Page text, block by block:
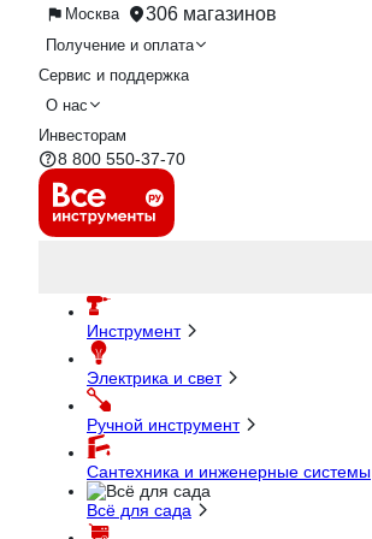
Москва 306 магазинов
Получение и оплата
Сервис и поддержка
О нас
Инвесторам
8 800 550-37-70
Инструмент
Электрика и свет
Ручной инструмент
Сантехника и инженерные системы
Всё для сада